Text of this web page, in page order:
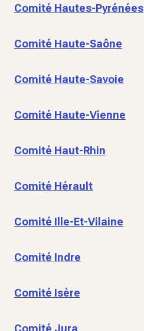
Comité Hautes-Pyrénées
Comité Haute-Saône
Comité Haute-Savoie
Comité Haute-Vienne
Comité Haut-Rhin
Comité Hérault
Comité Ille-Et-Vilaine
Comité Indre
Comité Isère
Comité Jura